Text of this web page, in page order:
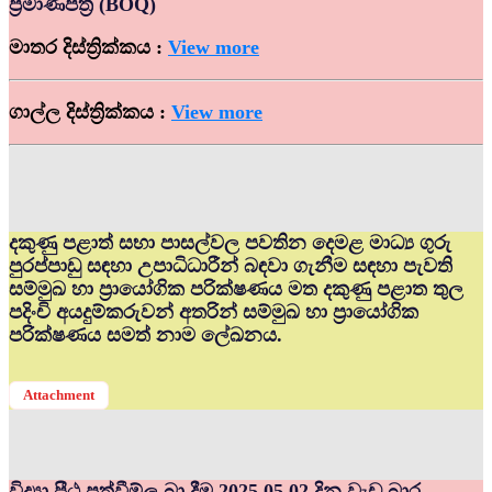
ප්‍රමාණපත්‍ර (BOQ)
මාතර දිස්ත්‍රික්කය : View more
ගාල්ල දිස්ත්‍රික්කය : View more
දකුණු පළාත් සභා පාසල්වල පවතින දෙමළ මාධ්‍ය ගුරු
පුරප්පාඩු සඳහා උපාධිධාරීන් බඳවා ගැනීම සඳහා පැවති
සම්මුඛ හා ප්‍රායෝගික පරික්ෂණය මත දකුණු පළාත තුල
පදිංචි අයදුම්කරුවන් අතරින් සම්මුඛ හා ප්‍රායෝගික
පරික්ෂණය සමත් නාම ලේඛනය.
Attachment